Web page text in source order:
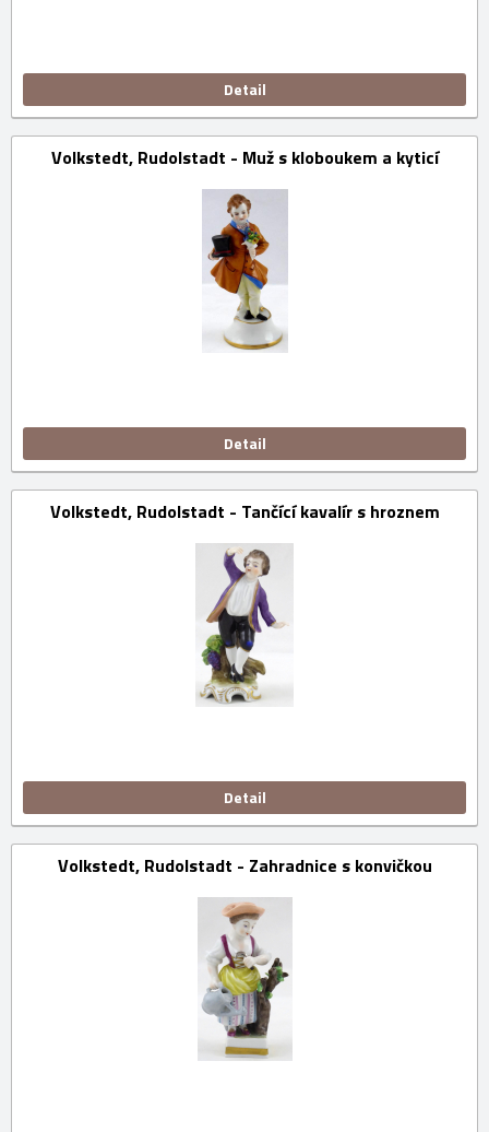
Detail
Volkstedt, Rudolstadt - Muž s kloboukem a kyticí
Detail
Volkstedt, Rudolstadt - Tančící kavalír s hroznem
Detail
Volkstedt, Rudolstadt - Zahradnice s konvičkou